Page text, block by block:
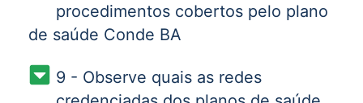
procedimentos cobertos pelo plano
de saúde Conde BA
9 - Observe quais as redes